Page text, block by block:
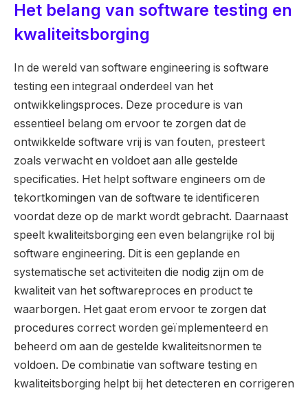
Het belang van software testing en
kwaliteitsborging
In de wereld van software engineering is software
testing een integraal onderdeel van het
ontwikkelingsproces. Deze procedure is van
essentieel belang om ervoor te zorgen dat de
ontwikkelde software vrij is van fouten, presteert
zoals verwacht en voldoet aan alle gestelde
specificaties. Het helpt software engineers om de
tekortkomingen van de software te identificeren
voordat deze op de markt wordt gebracht. Daarnaast
speelt kwaliteitsborging een even belangrijke rol bij
software engineering. Dit is een geplande en
systematische set activiteiten die nodig zijn om de
kwaliteit van het softwareproces en product te
waarborgen. Het gaat erom ervoor te zorgen dat
procedures correct worden geïmplementeerd en
beheerd om aan de gestelde kwaliteitsnormen te
voldoen. De combinatie van software testing en
kwaliteitsborging helpt bij het detecteren en corrigeren